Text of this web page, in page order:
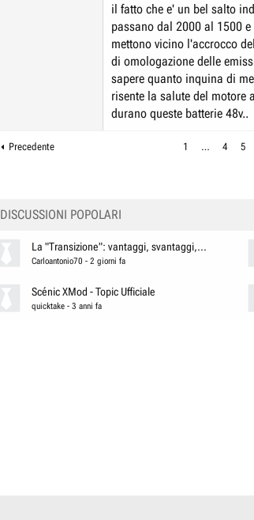
il fatto che e' un bel salto
passano dal 2000 al 1500
mettono vicino l'accrocco
di omologazione delle
sapere quanto inquina di
risente la salute del motore
durano queste batterie 48v..
Precedente 1 … 4 5
DISCUSSIONI POPOLARI
La "Transizione": vantaggi, svantaggi,...
Carloantonio70 - 2 giorni fa
Scénic XMod - Topic Ufficiale
quicktake - 3 anni fa